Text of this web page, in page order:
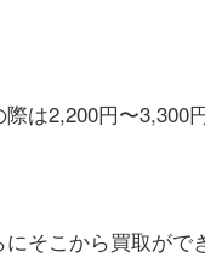
際は2,200円〜3,300
にそこから買取がで